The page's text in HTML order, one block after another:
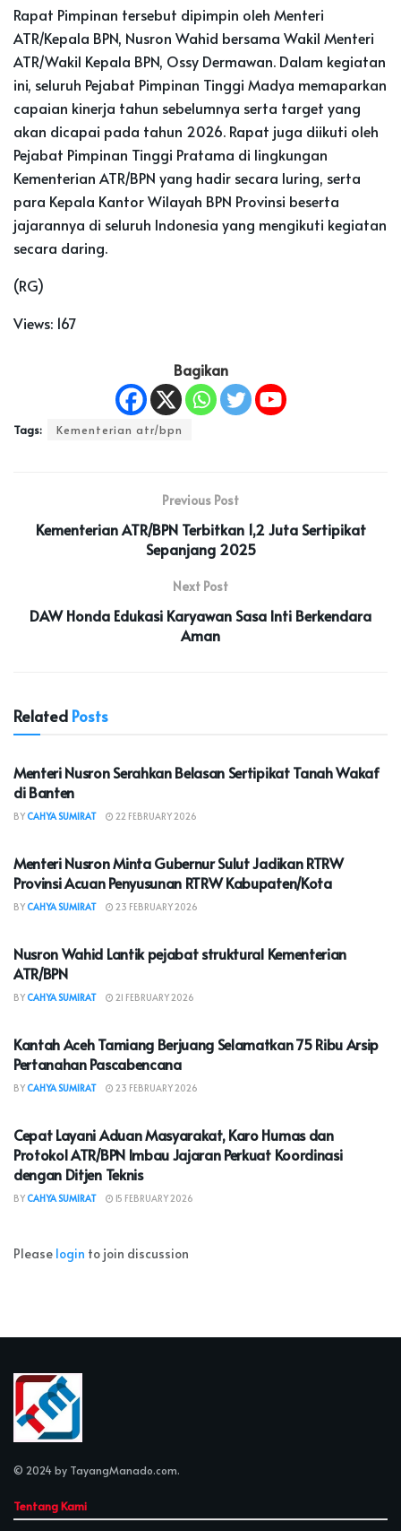
Rapat Pimpinan tersebut dipimpin oleh Menteri
ATR/Kepala BPN, Nusron Wahid bersama Wakil Menteri
ATR/Wakil Kepala BPN, Ossy Dermawan. Dalam kegiatan
ini, seluruh Pejabat Pimpinan Tinggi Madya memaparkan
capaian kinerja tahun sebelumnya serta target yang
akan dicapai pada tahun 2026. Rapat juga diikuti oleh
Pejabat Pimpinan Tinggi Pratama di lingkungan
Kementerian ATR/BPN yang hadir secara luring, serta
para Kepala Kantor Wilayah BPN Provinsi beserta
jajarannya di seluruh Indonesia yang mengikuti kegiatan
secara daring.
(RG)
Views: 167
Bagikan
Tags: Kementerian atr/bpn
Previous Post
Kementerian ATR/BPN Terbitkan 1,2 Juta Sertipikat
Sepanjang 2025
Next Post
DAW Honda Edukasi Karyawan Sasa Inti Berkendara
Aman
Related Posts
NASIONAL
Menteri Nusron Serahkan Belasan Sertipikat Tanah Wakaf
di Banten
BYCAHYA SUMIRAT 22 FEBRUARY 2026
Menteri Nusron Minta Gubernur Sulut Jadikan RTRW
Provinsi Acuan Penyusunan RTRW Kabupaten/Kota
BYCAHYA SUMIRAT 23 FEBRUARY 2026
Nusron Wahid Lantik pejabat struktural Kementerian
ATR/BPN
BYCAHYA SUMIRAT 21 FEBRUARY 2026
Kantah Aceh Tamiang Berjuang Selamatkan 75 Ribu Arsip
Pertanahan Pascabencana
BYCAHYA SUMIRAT 23 FEBRUARY 2026
Cepat Layani Aduan Masyarakat, Karo Humas dan
Protokol ATR/BPN Imbau Jajaran Perkuat Koordinasi
dengan Ditjen Teknis
BYCAHYA SUMIRAT 15 FEBRUARY 2026
Please login to join discussion
© 2024 by TayangManado.com.
Tentang Kami